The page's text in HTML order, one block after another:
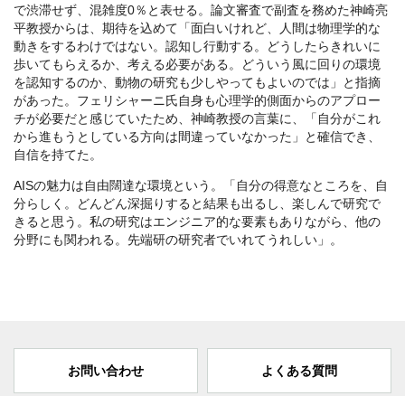
で渋滞せず、混雑度0％と表せる。論文審査で副査を務めた神崎亮
平教授からは、期待を込めて「面白いけれど、人間は物理学的な
動きをするわけではない。認知し行動する。どうしたらきれいに
歩いてもらえるか、考える必要がある。どういう風に回りの環境
を認知するのか、動物の研究も少しやってもよいのでは」と指摘
があった。フェリシャーニ氏自身も心理学的側面からのアプロー
チが必要だと感じていたため、神崎教授の言葉に、「自分がこれ
から進もうとしている方向は間違っていなかった」と確信でき、
自信を持てた。
AISの魅力は自由闊達な環境という。「自分の得意なところを、自
分らしく。どんどん深掘りすると結果も出るし、楽しんで研究で
きると思う。私の研究はエンジニア的な要素もありながら、他の
分野にも関われる。先端研の研究者でいれてうれしい」。
お問い合わせ よくある質問